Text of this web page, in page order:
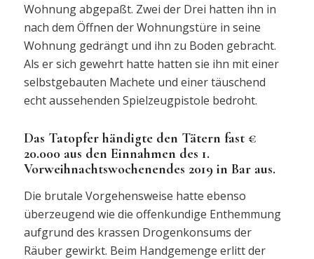
Wohnung abgepaßt. Zwei der Drei hatten ihn in
nach dem Öffnen der Wohnungstüre in seine
Wohnung gedrängt und ihn zu Boden gebracht.
Als er sich gewehrt hatte hatten sie ihn mit einer
selbstgebauten Machete und einer täuschend
echt aussehenden Spielzeugpistole bedroht.
Das Tatopfer händigte den Tätern fast €
20.000 aus den Einnahmen des 1.
Vorweihnachtswochenendes 2019 in Bar aus.
Die brutale Vorgehensweise hatte ebenso
überzeugend wie die offenkundige Enthemmung
aufgrund des krassen Drogenkonsums der
Räuber gewirkt. Beim Handgemenge erlitt der